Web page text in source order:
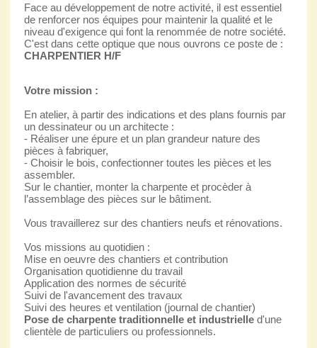
Face au développement de notre activité, il est essentiel
de renforcer nos équipes pour maintenir la qualité et le
niveau d'exigence qui font la renommée de notre société.
C'est dans cette optique que nous ouvrons ce poste de :
CHARPENTIER H/F
Votre mission :
En atelier, à partir des indications et des plans fournis par
un dessinateur ou un architecte :
- Réaliser une épure et un plan grandeur nature des
pièces à fabriquer,
- Choisir le bois, confectionner toutes les pièces et les
assembler.
Sur le chantier, monter la charpente et procèder à
l’assemblage des pièces sur le bâtiment.
Vous travaillerez sur des chantiers neufs et rénovations.
Vos missions au quotidien :
Mise en oeuvre des chantiers et contribution
Organisation quotidienne du travail
Application des normes de sécurité
Suivi de l'avancement des travaux
Suivi des heures et ventilation (journal de chantier)
Pose de charpente traditionnelle et industrielled'une
clientèle de particuliers ou professionnels.